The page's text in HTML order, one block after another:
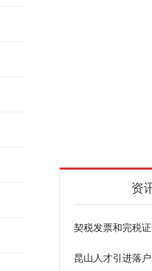
资
契税发票和完税
昆山人才引进落